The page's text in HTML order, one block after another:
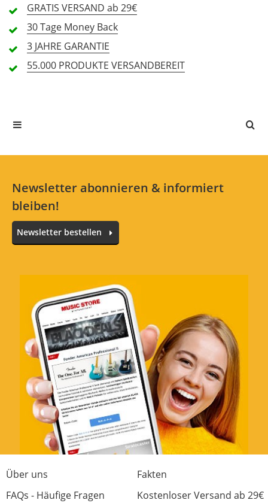
1 Sterne
Alle Sprachen
GRATIS VERSAND ab 29€
30 Tage Money Back
3 JAHRE GARANTIE
55.000 PRODUKTE VERSANDBEREIT
Newsletter abonnieren & informiert
bleiben!
Newsletter bestellen
Über uns
Fakten
FAQs - Häufige Fragen
Kostenloser Versand ab 29€